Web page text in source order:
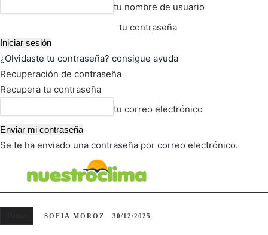
tu nombre de usuario
tu contraseña
¿Olvidaste tu contraseña? consigue ayuda
Recuperación de contraseña
Recupera tu contraseña
tu correo electrónico
Se te ha enviado una contraseña por correo electrónico.
SOFIA MOROZ 30/12/2025